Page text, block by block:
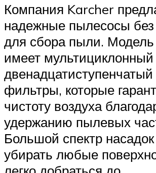
Компания Karcher
надежные пылесосы
для сбора пыли.
имеет мультициклонный
фильтры, которые
чистоту воздуха
удержанию пылевых
Большой спектр
убирать любые